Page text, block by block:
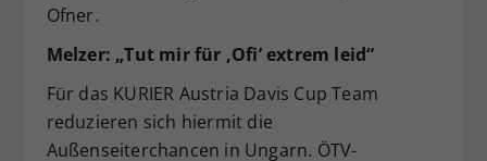
Ofner.
Melzer: „Tut mir für ‚Ofi’ extrem leid“
Für das KURIER Austria Davis Cup Team
reduzieren sich hiermit die
Außenseiterchancen in Ungarn. ÖTV-